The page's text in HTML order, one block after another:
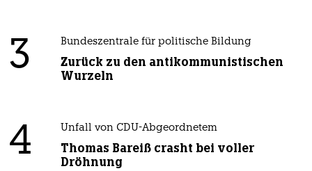
3 Bundeszentrale für politische Bildung
Zurück zu den antikommunistischen
Wurzeln
4 Unfall von CDU-Abgeordnetem
Thomas Bareiß crasht bei voller
Dröhnung